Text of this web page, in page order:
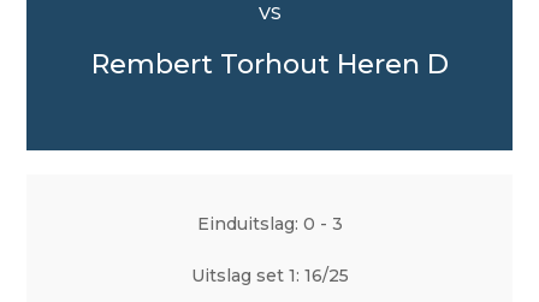
VS
Rembert Torhout Heren D
Einduitslag: 0 - 3
Uitslag set 1: 16/25